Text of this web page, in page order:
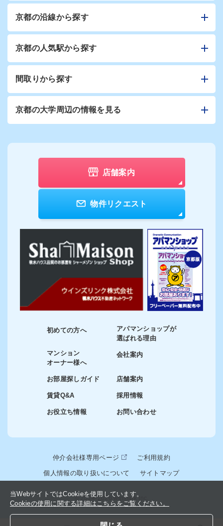
京都の沿線から探す
京都の人気駅から探す
間取りから探す
京都の大学周辺の情報を見る
店舗案内
物件リクエスト
初めての方へ
マンション
オーナー様へ
お部屋探しガイド
賃貸Q&A
お役立ち情報
アパマンショップが
選ばれる理由
会社案内
店舗案内
採用情報
お問い合わせ
仲介会社様専用ページ ご利用規約
個人情報の取り扱いについて サイトマップ
© 2024-2026 winslink Inc.
当WebサイトではCookieを使用しています。
Cookieの使用に関する詳細はこちらをご覧ください。